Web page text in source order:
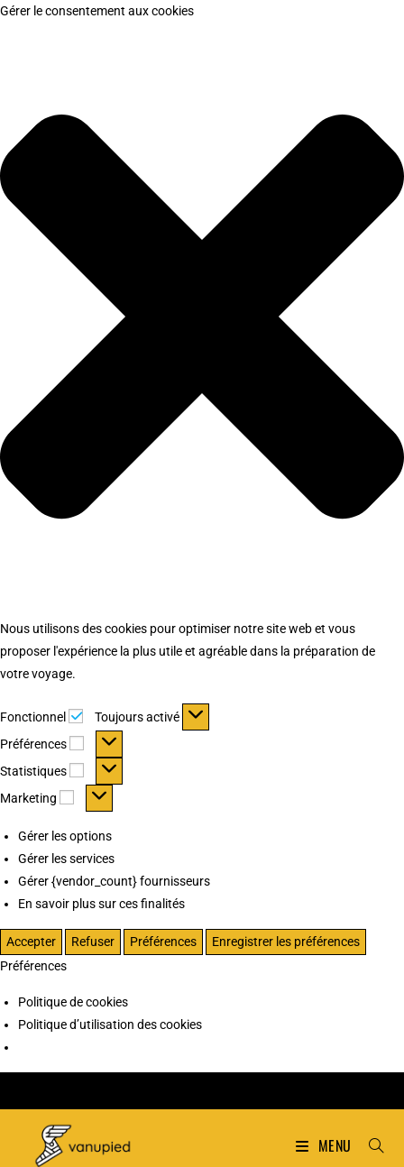
Gérer le consentement aux cookies
Nous utilisons des cookies pour optimiser notre site web et vous
proposer l'expérience la plus utile et agréable dans la préparation de
votre voyage.
Fonctionnel Fonctionnel
Toujours activé
Préférences
Préférences
Statistiques Statistiques
Marketing Marketing
Gérer les options
Gérer les services
Gérer {vendor_count} fournisseurs
En savoir plus sur ces finalités
Accepter Refuser Préférences
Enregistrer les préférences
Préférences
Politique de cookies
Politique d’utilisation des cookies
MENU